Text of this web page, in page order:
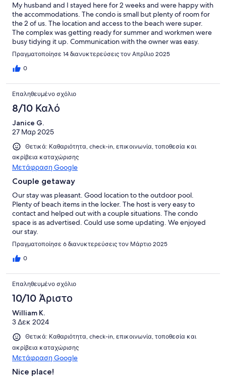
My husband and I stayed here for 2 weeks and were happy with
the accommodations. The condo is small but plenty of room for
the 2 of us. The location and access to the beach were super.
The complex was getting ready for summer and workmen were
busy tidying it up. Communication with the owner was easy.
Pool had plenty of lounge chairs and umbrellas and the poolside
bar was nice. The condo itself is well stocked with kitchen tools.
My only suggestion would be to update the living room
was.
Πραγματοποίησε 14 διανυκτερεύσεις τον Απρίλιο 2025
0
Επαληθευμένο σχόλιο
8/10 Καλό
Janice G.
27 Μαρ 2025
Θετικά: Καθαριότητα, check-in, επικοινωνία, τοποθεσία και
ακρίβεια καταχώρισης
Μετάφραση Google
Couple getaway
Our stay was pleasant. Good location to the outdoor pool.
Plenty of beach items in the locker. The host is very easy to
contact and helped out with a couple situations. The condo
space is as advertised. Could use some updating. We enjoyed
our stay.
Πραγματοποίησε 6 διανυκτερεύσεις τον Μάρτιο 2025
0
Επαληθευμένο σχόλιο
10/10 Άριστο
William K.
3 Δεκ 2024
Θετικά: Καθαριότητα, check-in, επικοινωνία, τοποθεσία και
ακρίβεια καταχώρισης
Μετάφραση Google
Nice place!